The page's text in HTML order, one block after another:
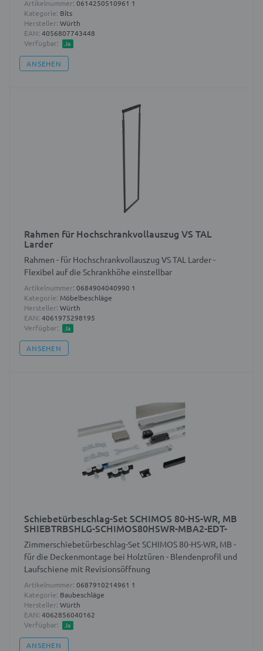
Artikelnummer: 0614250510961 1
Kategorie: Bits
Hersteller: Würth
EAN: 4056807743448
Verfügbar:
Ja
ANSEHEN
Rahmen für Hochschrankvollauszug VS TAL
Larder
Rahmen - für Hochschrankvollauszug VS TAL Larder -
Flexibel auf die Schrankhöhe einstellbar
Artikelnummer: 0684904040990 1
Kategorie: Möbelbeschläge
Hersteller: Würth
EAN: 4061975298195
Verfügbar:
Ja
ANSEHEN
Schiebetürbeschlag-Set SCHIMOS 80-HS-WR, MB
SHIEBTRBSHLG-SCHIMOS80HSWR-MBA2-EDT-
Zimmerschiebetürbeschlag-Set SCHIMOS 80-HS-WR, MB -
für die Deckenmontage bei Holztüren - Blendenprofil und
Laufschiene mit Revisionsöffnung
Artikelnummer: 0687910214961 1
Kategorie: Baubeschläge
Hersteller: Würth
EAN: 4062856040162
Verfügbar:
Ja
ANSEHEN